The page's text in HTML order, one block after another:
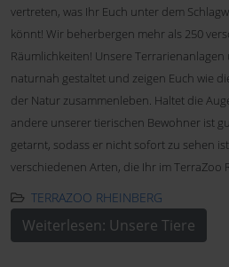
vertreten, was Ihr Euch unter dem
könnt! Wir beherbergen mehr als 250
Räumlichkeiten! Unsere
naturnah gestaltet und zeigen Euch wie
der Natur zusammenleben. Haltet die
andere unserer tierischen Bewohner ist
getarnt, sodass er nicht sofort zu sehen
verschiedenen Arten, die Ihr im TerraZoo
TERRAZOO RHEINBERG
Weiterlesen: Unsere Tiere